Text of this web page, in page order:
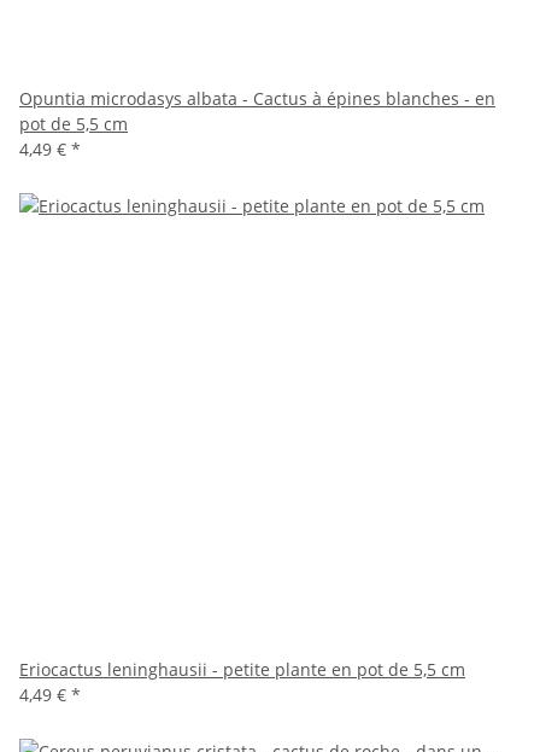
Opuntia microdasys albata - Cactus à épines blanches - en
pot de 5,5 cm
4,49 € *
Eriocactus leninghausii - petite plante en pot de 5,5 cm
4,49 € *